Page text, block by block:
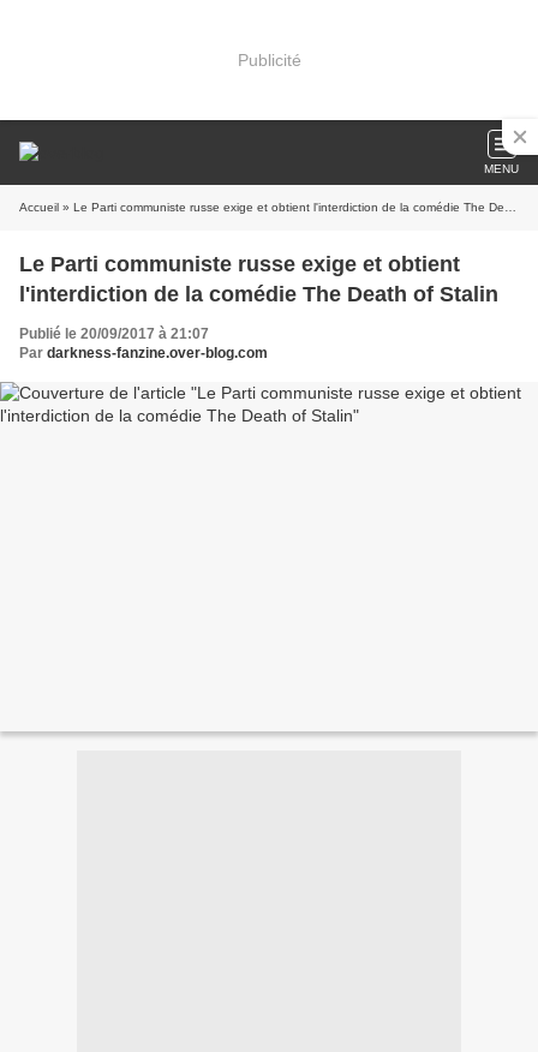
Publicité
MENU
Accueil » Le Parti communiste russe exige et obtient l'interdiction de la comédie The Death of Stalin
Le Parti communiste russe exige et obtient
l'interdiction de la comédie The Death of Stalin
Publié le 20/09/2017 à 21:07
Par darkness-fanzine.over-blog.com